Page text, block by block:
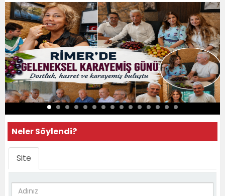
Neler Söylendi?
Site